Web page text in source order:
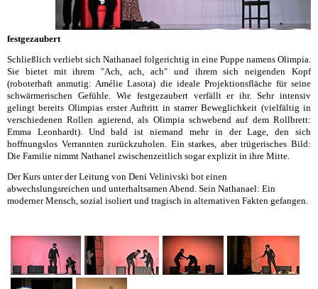
festgezaubert
Schließlich verliebt sich Nathanael folgerichtig in eine Puppe namens Olimpia.
Sie bietet mit ihrem "Ach, ach, ach" und ihrem sich neigenden Kopf
(roboterhaft anmutig: Amélie Lasota) die ideale Projektionsfläche für seine
schwärmerischen Gefühle. Wie festgezaubert verfällt er ihr. Sehr intensiv
gelingt bereits Olimpias erster Auftritt in starrer Beweglichkeit (vielfältig in
verschiedenen Rollen agierend, als Olimpia schwebend auf dem Rollbrett:
Emma Leonhardt). Und bald ist niemand mehr in der Lage, den sich
hoffnungslos Verrannten zurückzuholen. Ein starkes, aber trügerisches Bild:
Die Familie nimmt Nathanel zwischenzeitlich sogar explizit in ihre Mitte.
Der Kurs unter der Leitung von Deni Velinivski bot einen
abwechslungsreichen und unterhaltsamen Abend. Sein Nathanael: Ein
moderner Mensch, sozial isoliert und tragisch in alternativen Fakten gefangen.